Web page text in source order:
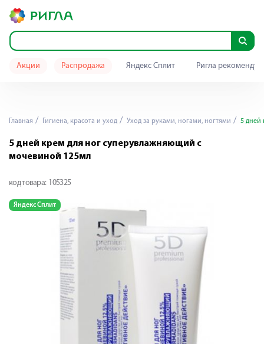
Акции Распродажа Яндекс Сплит Ригла
Главная Гигиена, красота и уход Уход за руками, ногами, ногтями 5 дней
5 дней крем для ног суперувлажняющий с
мочевиной 125мл
код товара: 105325
Яндекс Сплит